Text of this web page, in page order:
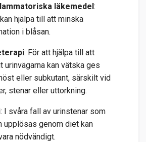
läkemedel:
hjälpa till att minska
i blåsan.
: För att hjälpa till att
urinvägarna kan vätska ges
eller subkutant, särskilt vid
stenar eller uttorkning.
: I svåra fall av urinstenar som
upplösas genom diet kan
nödvändigt.